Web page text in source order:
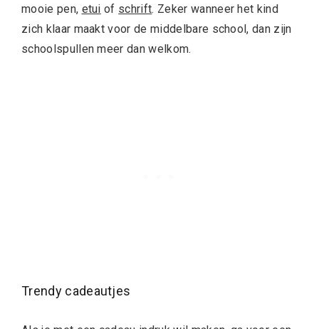
mooie pen, etui of schrift. Zeker wanneer het kind
zich klaar maakt voor de middelbare school, dan zijn
schoolspullen meer dan welkom.
Trendy cadeautjes